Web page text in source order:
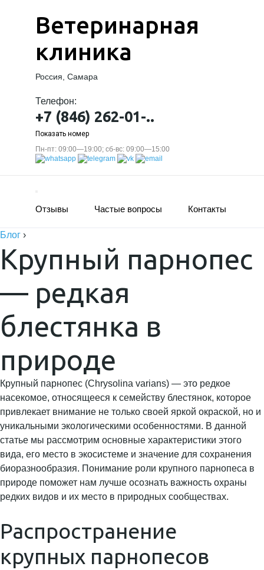
Ветеринарная
клиника
Россия, Самара
Телефон:
+7 (846) 262-01-..
Показать номер
Пн-пт: 09:00—19:00; сб-вс: 09:00—15:00
Отзывы Частые вопросы Контакты
Блог ›
Крупный парнопес
— редкая
блестянка в
природе
Крупный парнопес (Chrysolina varians) — это редкое
насекомое, относящееся к семейству блестянок, которое
привлекает внимание не только своей яркой окраской, но и
уникальными экологическими особенностями. В данной
статье мы рассмотрим основные характеристики этого
вида, его место в экосистеме и значение для сохранения
биоразнообразия. Понимание роли крупного парнопеса в
природе поможет нам лучше осознать важность охраны
редких видов и их место в природных сообществах.
Распространение
крупных парнопесов